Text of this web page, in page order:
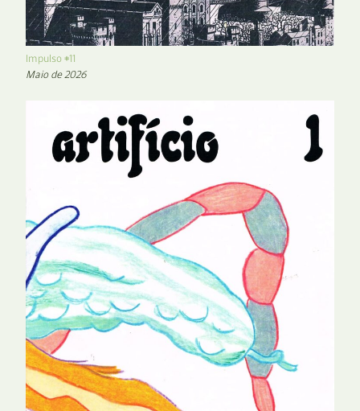
Impulso #11
Maio de 2026